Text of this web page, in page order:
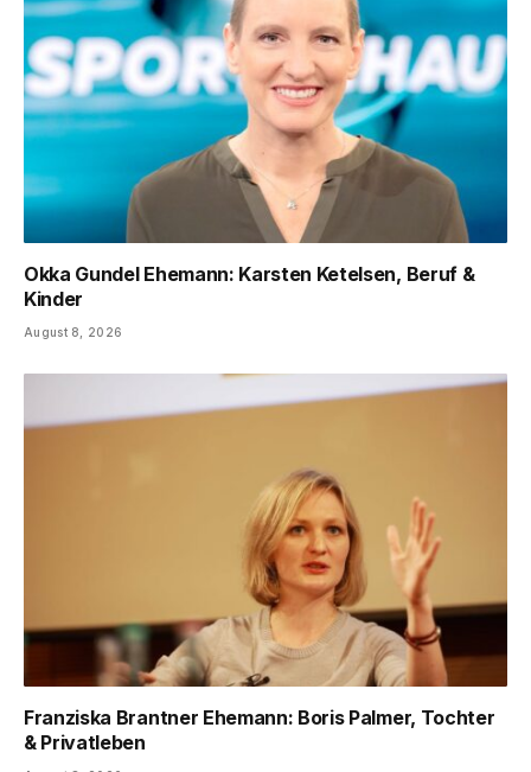
Okka Gundel Ehemann: Karsten Ketelsen, Beruf &
Kinder
August 8, 2026
Franziska Brantner Ehemann: Boris Palmer, Tochter
& Privatleben